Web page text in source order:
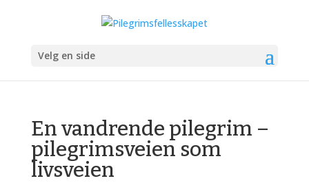
Velg en side
En vandrende pilegrim –
pilegrimsveien som
livsveien